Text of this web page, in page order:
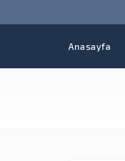
Anasayfa